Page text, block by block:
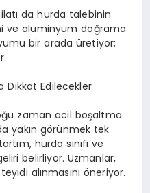
da hurda talebinin
ve alüminyum doğrama
bir arada üretiyor;
Dikkat Edilecekler
zaman acil boşaltma
yakın görünmek tek
hurda sınıfı ve
belirliyor. Uzmanlar,
alınmasını öneriyor.